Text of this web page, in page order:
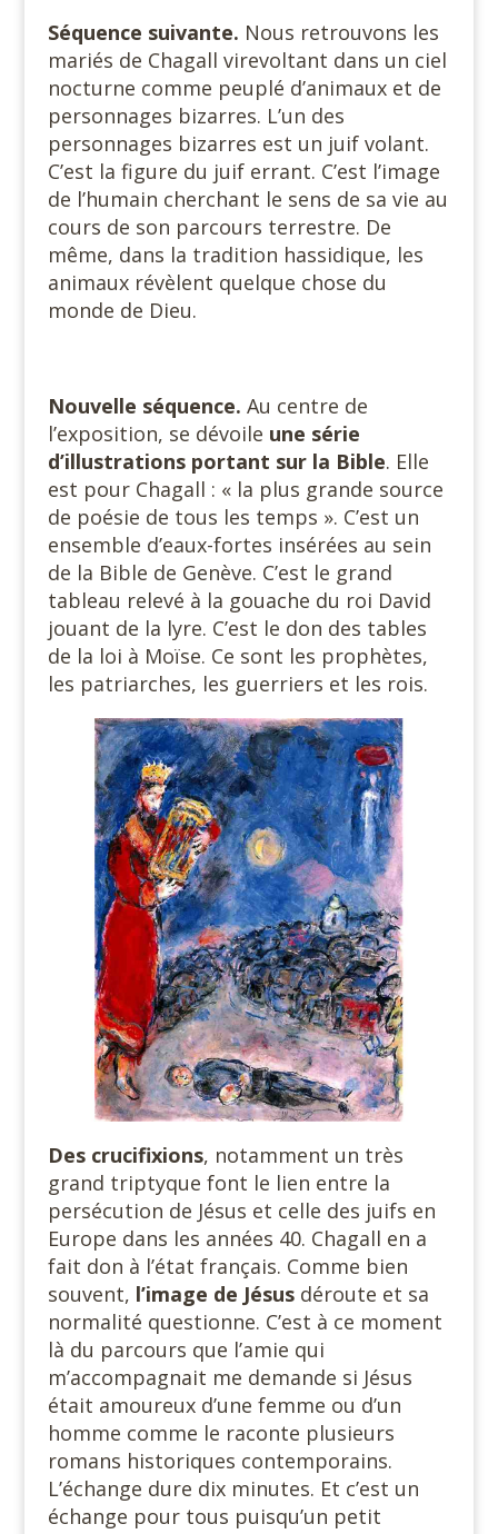
Séquence suivante. Nous retrouvons les
mariés de Chagall virevoltant dans un ciel
nocturne comme peuplé d’animaux et de
personnages bizarres. L’un des
personnages bizarres est un juif volant.
C’est la figure du juif errant. C’est l’image
de l’humain cherchant le sens de sa vie au
cours de son parcours terrestre. De
même, dans la tradition hassidique, les
animaux révèlent quelque chose du
monde de Dieu.
Nouvelle séquence. Au centre de
l’exposition, se dévoile une série
d’illustrations portant sur la Bible. Elle
est pour Chagall : « la plus grande source
de poésie de tous les temps ». C’est un
ensemble d’eaux-fortes insérées au sein
de la Bible de Genève. C’est le grand
tableau relevé à la gouache du roi David
jouant de la lyre. C’est le don des tables
de la loi à Moïse. Ce sont les prophètes,
les patriarches, les guerriers et les rois.
Des crucifixions, notamment un très
grand triptyque font le lien entre la
persécution de Jésus et celle des juifs en
Europe dans les années 40. Chagall en a
fait don à l’état français. Comme bien
souvent, l’image de Jésusdéroute et sa
normalité questionne. C’est à ce moment
là du parcours que l’amie qui
m’accompagnait me demande si Jésus
était amoureux d’une femme ou d’un
homme comme le raconte plusieurs
romans historiques contemporains.
L’échange dure dix minutes. Et c’est un
échange pour tous puisqu’un petit